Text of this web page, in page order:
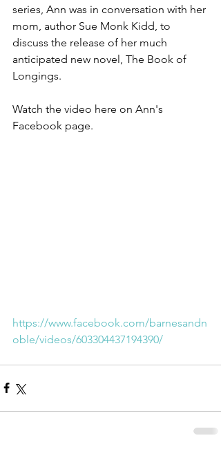
series, Ann was in conversation with her
mom, author Sue Monk Kidd, to
discuss the release of her much
anticipated new novel, The Book of
Longings.
Watch the video here on Ann's
Facebook page.
https://www.facebook.com/barnesandn
oble/videos/603304437194390/